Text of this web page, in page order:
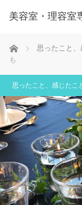
美容室・理容室
ホーム 思ったこと、
も
思ったこと、感じたこ